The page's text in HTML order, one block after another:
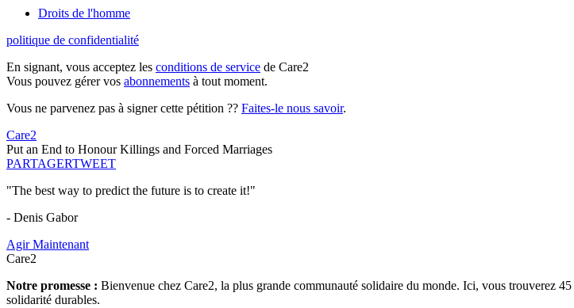
Droits de l'homme
politique de confidentialité
En signant, vous acceptez les conditions de service de Care2
Vous pouvez gérer vos abonnements à tout moment.
Vous ne parvenez pas à signer cette pétition ?? Faites-le nous savoir.
Care2
Put an End to Honour Killings and Forced Marriages
PARTAGERTWEET
"The best way to predict the future is to create it!"
- Denis Gabor
Agir Maintenant
Care2
Notre promesse : Bienvenue chez Care2, la plus grande communauté solidaire du monde. Ici, vous trouverez
solidarité durables.